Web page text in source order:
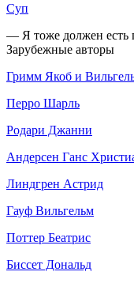
Суп
— Я тоже должен есть
Зарубежные авторы
Гримм Якоб и
Перро Шарль
Родари Джанни
Андерсен Ганс
Линдгрен Астрид
Гауф Вильгельм
Поттер Беатрис
Биссет Дональд